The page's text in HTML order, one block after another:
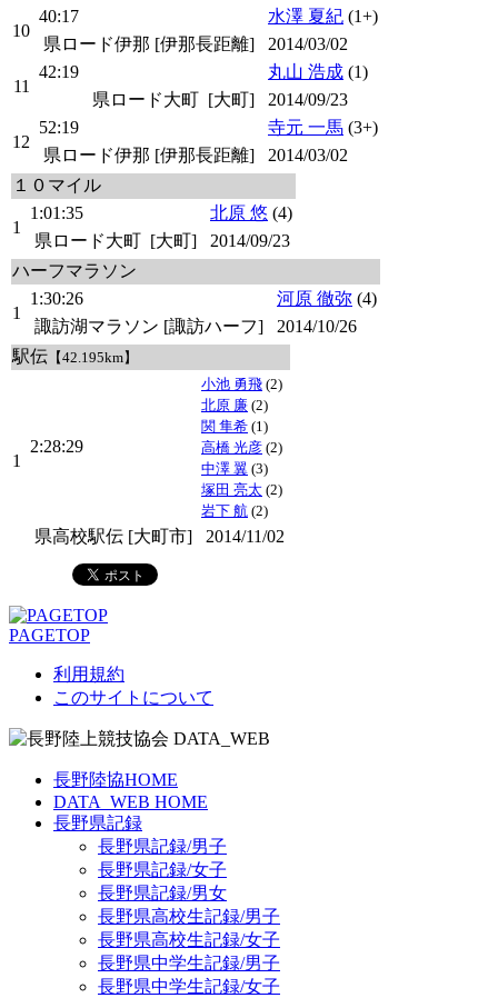
10
40:17 水澤 夏紀 (1+)
県ロード伊那 [伊那長距離]
2014/03/02
11
42:19 丸山 浩成 (1)
県ロード大町 [大町]
2014/09/23
12
52:19 寺元 一馬 (3+)
県ロード伊那 [伊那長距離]
2014/03/02
１０マイル
1
1:01:35 北原 悠 (4)
県ロード大町 [大町]
2014/09/23
ハーフマラソン
1
1:30:26 河原 徹弥 (4)
諏訪湖マラソン [諏訪ハーフ]
2014/10/26
駅伝 【42.195km】
1
2:28:29
小池 勇飛 (2)
北原 廉 (2)
関 隼希 (1)
高橋 光彦 (2)
中澤 翼 (3)
塚田 亮太 (2)
岩下 航 (2)
県高校駅伝 [大町市] 2014/11/02
PAGETOP
利用規約
このサイトについて
長野陸協HOME
DATA_WEB HOME
長野県記録
長野県記録/男子
長野県記録/女子
長野県記録/男女
長野県高校生記録/男子
長野県高校生記録/女子
長野県中学生記録/男子
長野県中学生記録/女子